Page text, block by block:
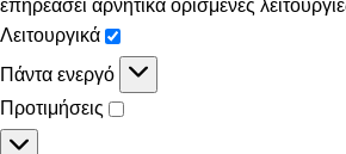
επηρεάσει αρνητικά ορισμένες
Λειτουργικά
Πάντα ενεργό
Προτιμήσεις